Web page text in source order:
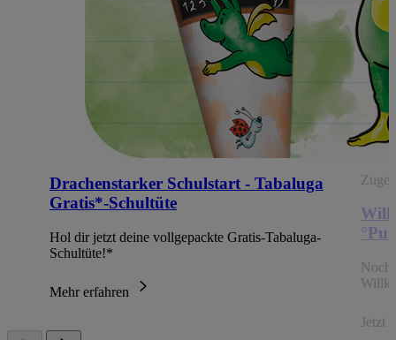
Drachenstarker Schulstart - Tabaluga
Gratis*-Schultüte
Hol dir jetzt deine vollgepackte Gratis-Tabaluga-
Schultüte!*
Mehr erfahren
Noch
Jetzt